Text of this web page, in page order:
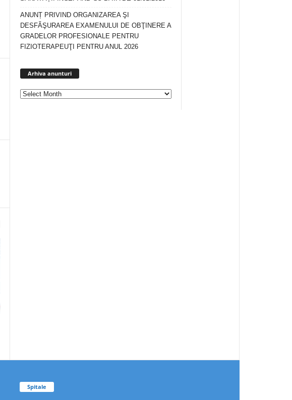
ANUNȚ PRIVIND ORGANIZAREA ŞI
DESFĂŞURAREA EXAMENULUI DE OBŢINERE A
GRADELOR PROFESIONALE PENTRU
FIZIOTERAPEUŢI PENTRU ANUL 2026
Arhiva anunturi
Spitale